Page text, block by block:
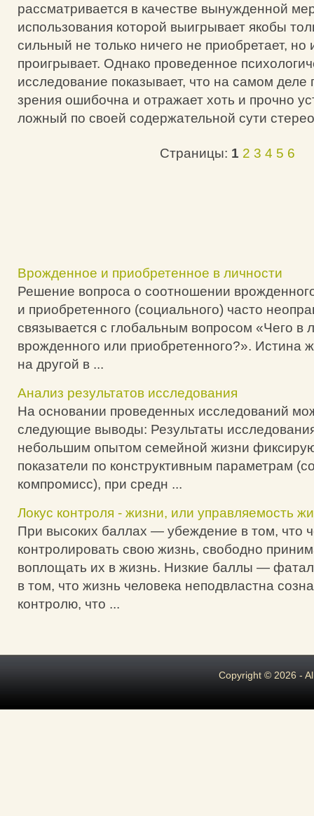
рассматривается в качестве вынужденной
использования которой выигрывает якобы
сильный не только ничего не приобретает, но
проигрывает. Однако проведенное
исследование показывает, что на самом деле
зрения ошибочна и отражает хоть и прочно
ложный по своей содержательной сути
Страницы: 1 2 3 4 5 6
Врожденное и приобретенное в личности
Решение вопроса о соотношении
и приобретенного (социального) часто
связывается с глобальным вопросом «Чего в
врожденного или приобретенного?». Истина
на другой в ...
Анализ результатов исследования
На основании проведенных исследований
следующие выводы: Результаты
небольшим опытом семейной жизни
показатели по конструктивным параметрам
компромисс), при средн ...
Локус контроля - жизни, или управляемость
При высоких баллах — убеждение в том, что
контролировать свою жизнь, свободно
воплощать их в жизнь. Низкие баллы —
в том, что жизнь человека неподвластна
контролю, что ...
Copyright © 2026 -